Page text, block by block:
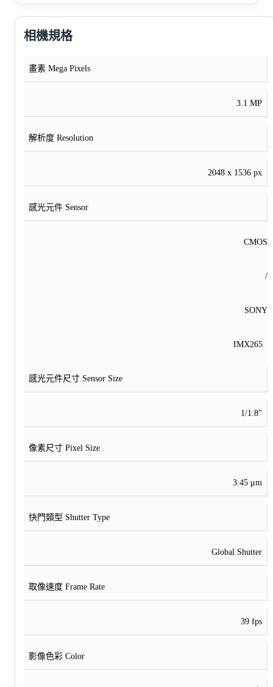
相機規格
畫素 Mega Pixels
3.1 MP
解析度 Resolution
2048 x 1536 px
感光元件 Sensor
CMOS
/
SONY
IMX265
感光元件尺寸 Sensor Size
1/1.8"
像素尺寸 Pixel Size
3.45 μm
快門類型 Shutter Type
Global Shutter
取像速度 Frame Rate
39 fps
影像色彩 Color